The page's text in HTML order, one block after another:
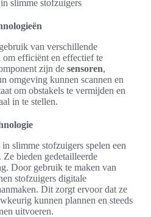
van verschillende
om efficiënt en effectief te
zijn de sensoren,
omgeving kunnen scannen en
om obstakels te vermijden en
in te stellen.
in slimme stofzuigers spelen een
bieden gedetailleerde
Door gebruik te maken van
stofzuigers digitale
Dit zorgt ervoor dat ze
kunnen plannen en steeds
uitvoeren.